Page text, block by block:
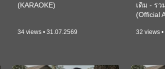
(KARAOKE)
34 views • 31.07.2569
เดิม - รว
(Official
32 views